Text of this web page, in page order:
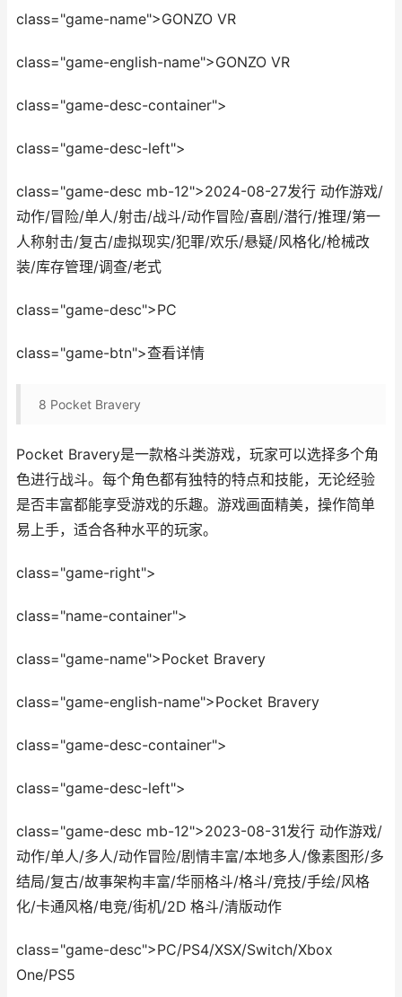
class="game-name">GONZO VR
class="game-english-name">GONZO VR
class="game-desc-container">
class="game-desc-left">
class="game-desc mb-12">2024-08-27发行 动作游戏/
动作/冒险/单人/射击/战斗/动作冒险/喜剧/潜行/推理/第一
人称射击/复古/虚拟现实/犯罪/欢乐/悬疑/风格化/枪械改
装/库存管理/调查/老式
class="game-desc">PC
class="game-btn">查看详情
8 Pocket Bravery
Pocket Bravery是一款格斗类游戏，玩家可以选择多个角
色进行战斗。每个角色都有独特的特点和技能，无论经验
是否丰富都能享受游戏的乐趣。游戏画面精美，操作简单
易上手，适合各种水平的玩家。
class="game-right">
class="name-container">
class="game-name">Pocket Bravery
class="game-english-name">Pocket Bravery
class="game-desc-container">
class="game-desc-left">
class="game-desc mb-12">2023-08-31发行 动作游戏/
动作/单人/多人/动作冒险/剧情丰富/本地多人/像素图形/多
结局/复古/故事架构丰富/华丽格斗/格斗/竞技/手绘/风格
化/卡通风格/电竞/街机/2D 格斗/清版动作
class="game-desc">PC/PS4/XSX/Switch/Xbox
One/PS5